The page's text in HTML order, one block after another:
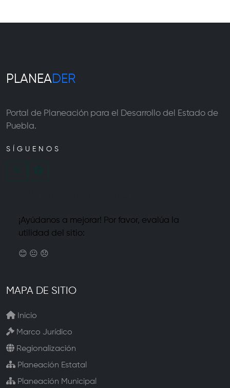
PLANEADER
Portal de Planeación para el Desarrollo del Estado de
Puebla.
SÍGUENOS
¡Ayúdanos a mejorar! Por favor, evalúa la
utilidad del sitio:
😊 😐 😞
MAPA DE SITIO
Inicio
Marco Jurídico
Regionalización
Planeación Estatal
Planeación Municipal